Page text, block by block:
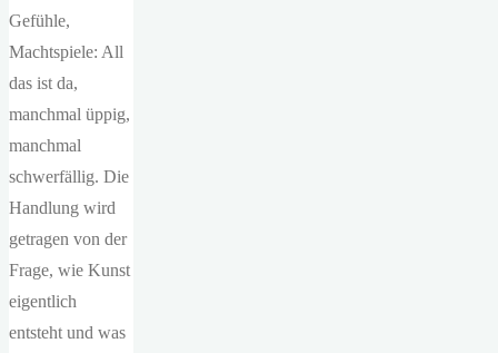
Gefühle,
Machtspiele: All
das ist da,
manchmal üppig,
manchmal
schwerfällig. Die
Handlung wird
getragen von der
Frage, wie Kunst
eigentlich
entsteht und was